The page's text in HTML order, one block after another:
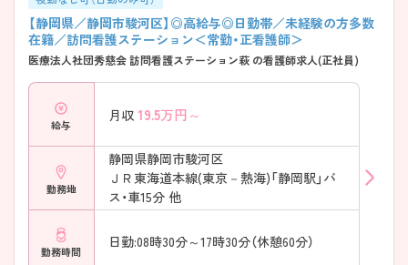
【静岡県／静岡市駿河区】◎高給与◎日勤帯／未経験の方多数
在籍／訪問看護ステーション＜常勤・正看護師＞
医療法人社団秀慈会 訪問看護ステーション萩 の看護師求人(正社員)
給与
月収 19.5万円～
勤務地
静岡県静岡市駿河区
ＪＲ東海道本線(東京－熱海)「静岡駅」バ
ス・車15分 他
勤務時間
日勤:08時30分～17時30分（休憩60分）